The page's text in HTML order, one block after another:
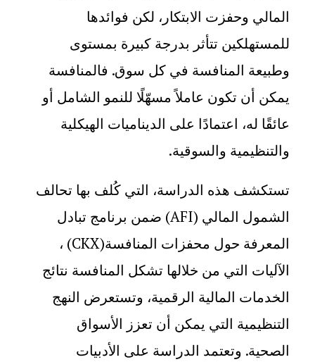
المالي وحفزت الابتكار، لكن فوائدها
للمستهلكين تتأثر بدرجة كبيرة بمستوى
وطبيعة المنافسة في كل سوق. فالمنافسة
يمكن أن تكون عاملاً مسهّلًا للنمو الشامل أو
عائقًا له، اعتمادًا على الديناميات الهيكلية
والتنظيمية والسوقية.
تستكشف هذه الدراسة، التي كُلف بها تحالف
الشمول المالي(AFI)ضمن برنامج تبادل
المعرفة حول محفزات المنافسة(CKX)،
الآليات التي من خلالها تشكل المنافسة نتائج
الخدمات المالية الرقمية، وتستعرض النهج
التنظيمية التي يمكن أن تعزز الأسواق
الصحية. وتعتمد الدراسة على الأدبيات